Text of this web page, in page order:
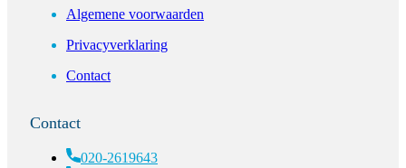
Algemene voorwaarden
Privacyverklaring
Contact
Contact
020-2619643